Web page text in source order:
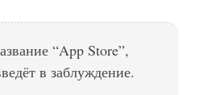
“App Store”,
в заблуждение.